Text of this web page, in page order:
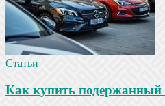
Статьи
Как купить подержанный